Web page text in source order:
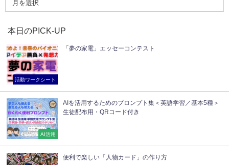
本日のPICK-UP
活動ワークシート
「夢の家電」エッセーコンテスト
AI活用
AIを活用するためのプロンプト集＜英語学習／基本5種＞
生徒配布用・QRコード付き
便利で楽しい「人物カード」の作り方